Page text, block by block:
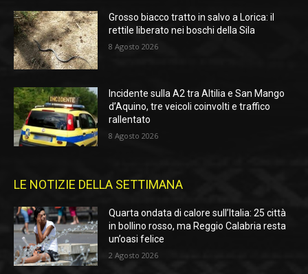
Grosso biacco tratto in salvo a Lorica: il
rettile liberato nei boschi della Sila
8 Agosto 2026
Incidente sulla A2 tra Altilia e San Mango
d’Aquino, tre veicoli coinvolti e traffico
rallentato
8 Agosto 2026
LE NOTIZIE DELLA SETTIMANA
Quarta ondata di calore sull’Italia: 25 città
in bollino rosso, ma Reggio Calabria resta
un’oasi felice
2 Agosto 2026